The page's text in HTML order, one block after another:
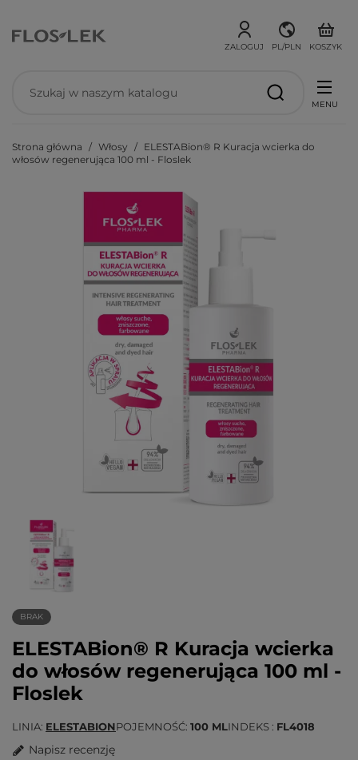
ZALOGUJ PL/PLN KOSZYK
MENU
Strona główna Włosy
ELESTABion® R Kuracja wcierka do
włosów regenerująca 100 ml - Floslek
BRAK
ELESTABion® R Kuracja wcierka
do włosów regenerująca 100 ml -
Floslek
LINIA ELESTABIONPOJEMNOŚĆ 100 MLINDEKS FL4018
Napisz recenzję